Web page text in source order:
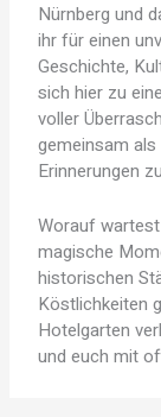
Nürnberg und
ihr für einen
Geschichte,
sich hier zu
voller
gemeinsam
Erinnerungen
Worauf
magische
historischen
Köstlichkeiten
Hotelgarten
und euch mit